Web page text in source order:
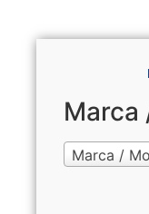
Marca
Marca /